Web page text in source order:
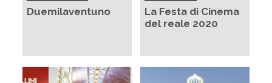
Duemilaventuno
La Festa di Cinema
del reale 2020